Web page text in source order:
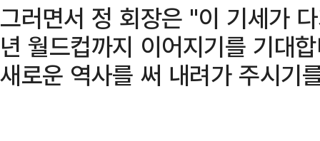
그러면서 정 회장은 "이 기세가
년 월드컵까지 이어지기를 기대
새로운 역사를 써 내려가 주시기